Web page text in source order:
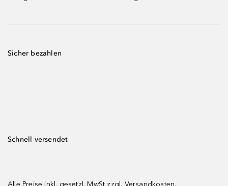
Sicher bezahlen
Schnell versendet
Alle Preise inkl. gesetzl. MwSt zzgl. Versandkosten.